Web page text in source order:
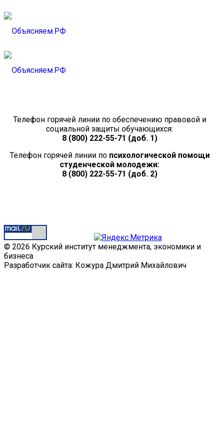
Телефон горячей линии по обеспечению правовой и
социальной защиты обучающихся:
8 (800) 222-55-71 (доб. 1)
Телефон горячей линии попсихологической помощи
студенческой молодежи:
8 (800) 222-55-71 (доб. 2)
© 2026 Курский институт менеджмента, экономики и
бизнеса
Разработчик сайта: Кожура Дмитрий Михайлович